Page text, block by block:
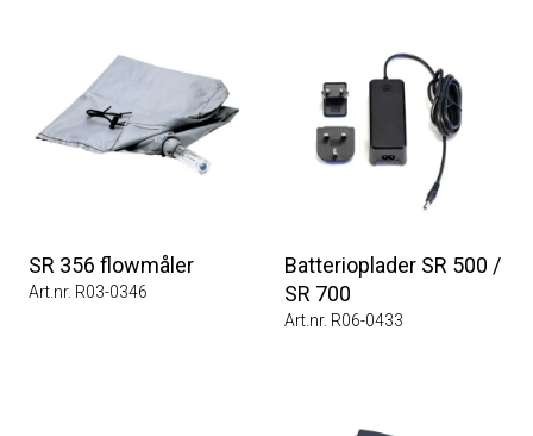
SR 356 flowmåler
Art.nr. R03-0346
Batterioplader SR 500 /
SR 700
Art.nr. R06-0433